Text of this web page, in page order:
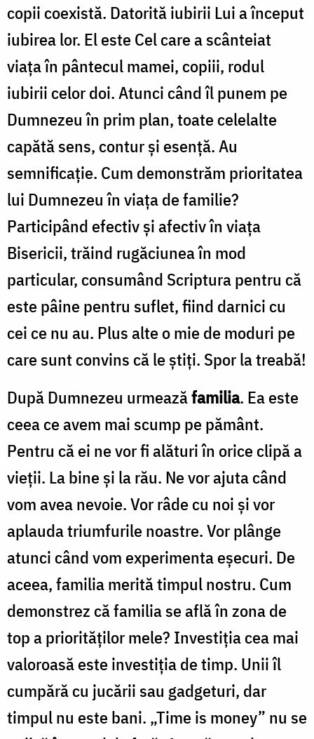
copii coexistă. Datorită iubirii Lui a început
iubirea lor. El este Cel care a scânteiat
viaţa în pântecul mamei, copiii, rodul
iubirii celor doi. Atunci când îl punem pe
Dumnezeu în prim plan, toate celelalte
capătă sens, contur şi esenţă. Au
semnificaţie. Cum demonstrăm prioritatea
lui Dumnezeu în viaţa de familie?
Participând efectiv şi afectiv în viaţa
Bisericii, trăind rugăciunea în mod
particular, consumând Scriptura pentru că
este pâine pentru suflet, fiind darnici cu
cei ce nu au. Plus alte o mie de moduri pe
care sunt convins că le ştiţi. Spor la treabă!
După Dumnezeu urmeazăfamilia. Ea este
ceea ce avem mai scump pe pământ.
Pentru că ei ne vor fi alături în orice clipă a
vieţii. La bine şi la rău. Ne vor ajuta când
vom avea nevoie. Vor râde cu noi şi vor
aplauda triumfurile noastre. Vor plânge
atunci când vom experimenta eşecuri. De
aceea, familia merită timpul nostru. Cum
demonstrez că familia se află în zona de
top a priorităţilor mele? Investiţia cea mai
valoroasă este investiţia de timp. Unii îl
cumpără cu jucării sau gadgeturi, dar
timpul nu este bani. „Time is money” nu se